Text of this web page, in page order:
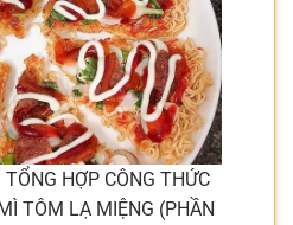
HỢP CÔNG THỨC
TÔM LẠ MIỆNG (PHẦN